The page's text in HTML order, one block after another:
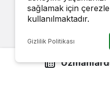
sağlamak için
kullanılmaktadır.
Gizlilik Politikası